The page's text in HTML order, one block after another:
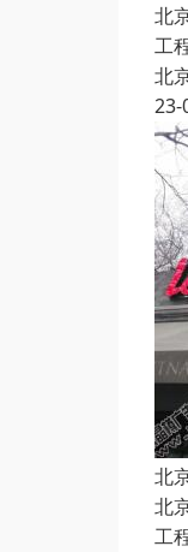
北
工
北
23-
北
北
工